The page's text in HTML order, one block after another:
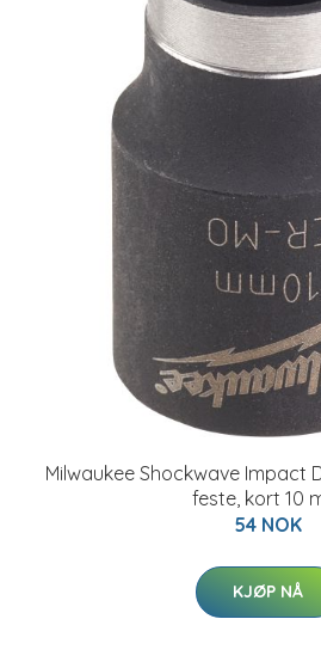
Milwaukee Shockwave Impact
feste, kort 10
54 NOK
KJØP NÅ